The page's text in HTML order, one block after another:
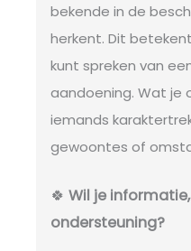
bekende in de
herkent. Dit
kunt spreken van
aandoening. Wat je
iemands
gewoontes of
🍀Wil je
ondersteuning?